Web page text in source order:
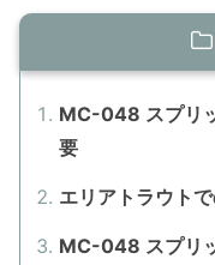
MC-048 スプリ
要
エリアトラウト
MC-048 スプリ